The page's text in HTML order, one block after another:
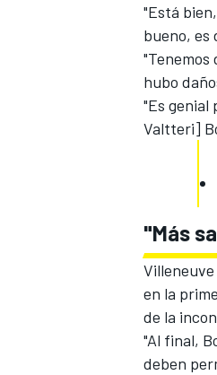
MÁS
"Está
bueno, es
"Tenemos
hubo
"Es genial
Valtteri]
"Más
en la
de la
"Al final,
deben